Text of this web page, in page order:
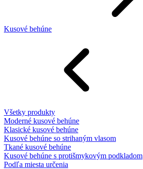
Kusové behúne
Všetky produkty
Moderné kusové behúne
Klasické kusové behúne
Kusové behúne so strihaným vlasom
Tkané kusové behúne
Kusové behúne s protišmykovým podkladom
Podľa miesta určenia